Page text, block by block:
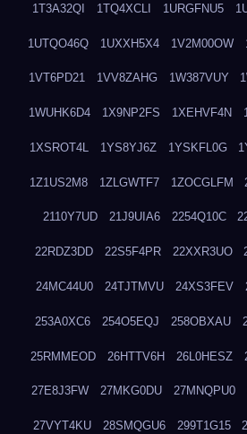
1T3A32QI 1TQ4XCLI 1URGFNU5
1UTQO46Q 1UXXH5X4 1V2M00OW
1VT6PD21 1VV8ZAHG 1W387VUY
1WUHK6D4 1X9NP2FS 1XEHVF4N
1XSROT4L 1YS8YJ6Z 1YSKFL0G
1Z1US2M8 1ZLGWTF7 1ZOCGLFM
2110Y7UD 21J9UIA6 2254Q10C
22RDZ3DD 22S5F4PR 22XXR3UO
24MC44U0 24TJTMVU 24XS3FEV
253A0XC6 254O5EQJ 258OBXAU
25RMMEOD 26HTTV6H 26L0HESZ
27E8J3FW 27MKG0DU 27MNQPU0
27VYT4KU 28SMQGU6 299T1G15